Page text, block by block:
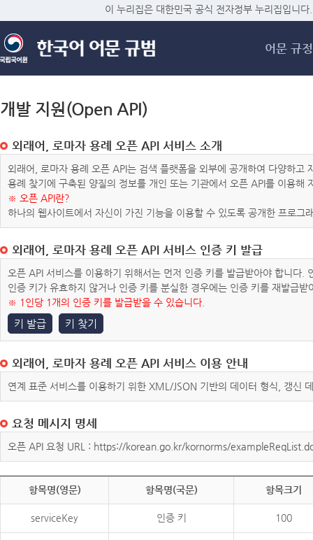
메
이 누리집은 대한민국 공식 전자정부 누리집입니다.
어문 규정
개발 지원(Open API)
외래어, 로마자 용례 오픈 API 서비스 소개
외래어, 로마자 용례 오픈 API는 검색 플랫폼을 외부에 공개하여 다양하
용례 찾기에 구축된 양질의 정보를 개인 또는 기관에서 오픈 API를 이용해
※ 오픈 API란?
하나의 웹사이트에서 자신이 가진 기능을 이용할 수 있도록 공개한 프로그
외래어, 로마자 용례 오픈 API 서비스 인증 키 발급
오픈 API 서비스를 이용하기 위해서는 먼저 인증 키를 발급받아야 합니다
인증 키가 유효하지 않거나 인증 키를 분실한 경우에는 인증 키를 재발급받
※ 1인당 1개의 인증 키를 발급받을 수 있습니다.
키 발급 키 찾기
외래어, 로마자 용례 오픈 API 서비스 이용 안내
연계 표준 서비스를 이용하기 위한 XML/JSON 기반의 데이터 형식, 갱신
요청 메시지 명세
오픈 API 요청 URL : https://korean.go.kr/kornorms/
항목명(영문) 항목명(국문) 항목크기
serviceKey 인증 키 100